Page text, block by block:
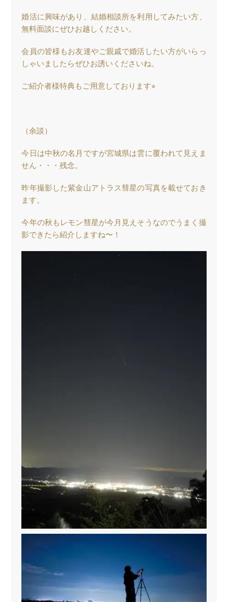
婚活に興味があり、結婚相談所を利用してみたい方、
無料面談にぜひお越しください。
会員の皆様もお友達やご親戚で婚活したい方がいらっ
しゃいましたらぜひお誘いくださいね。
ご紹介者様特典もご用意しております⭐︎
（余談）
今日は中秋の名月ですが宮城県は雲に覆われて見えま
せん・・・残念。
昨年撮影した紫金山アトラス彗星の写真を載せておき
ます。
今年の秋もレモン彗星が今月見えそうなのでうまく撮
影できたら紹介しますね〜！